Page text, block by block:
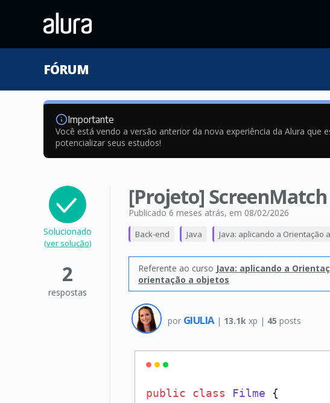
FÓRUM
Importante
Você está vendo a versão anterior da nova experiência da Alura
potencializar seus estudos!
Solucionado
(ver solução)
2
respostas
[Projeto] ScreenMatch
Publicado 6 meses atrás, em 08/02/2026
Back-end Java Java: aplicando a Orientação
Referente ao curso Java: aplicando a
orientação a objetos
por GIULIA | 13.1k xp | 45 posts
public class Filme {